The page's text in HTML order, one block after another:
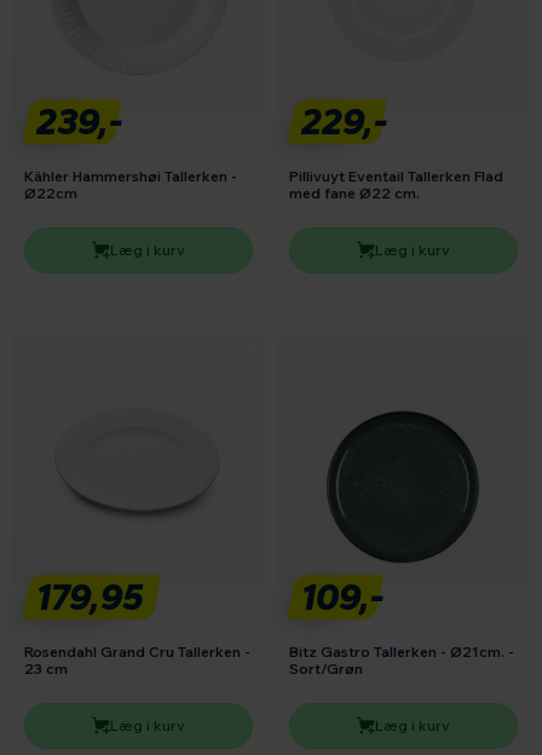
239,-
Kähler Hammershøi Tallerken -
Ø22cm
Læg i kurv
229,-
Pillivuyt Eventail Tallerken Flad
med fane Ø22 cm.
Læg i kurv
179,95
Rosendahl Grand Cru Tallerken -
23 cm
Læg i kurv
109,-
Bitz Gastro Tallerken - Ø21cm. -
Sort/Grøn
Læg i kurv